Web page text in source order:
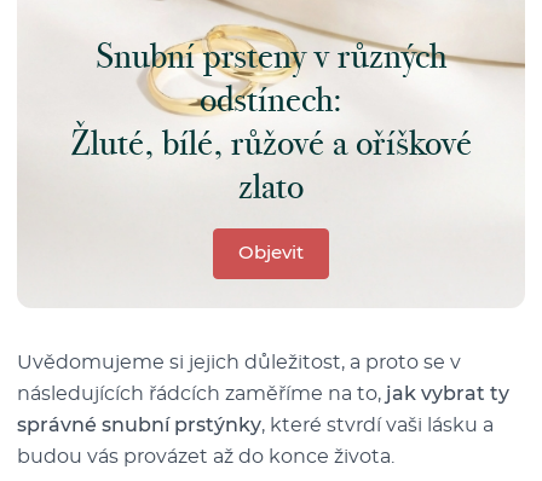
Snubní prsteny v různých
odstínech:
Žluté, bílé, růžové a oříškové
zlato
Objevit
Uvědomujeme si jejich důležitost, a proto se v
následujících řádcích zaměříme na to, jak vybrat ty
správné snubní prstýnky, které stvrdí vaši lásku a
budou vás provázet až do konce života.